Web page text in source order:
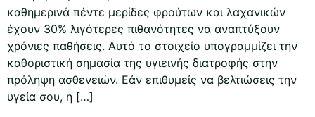
καθημερινά πέντε μερίδες φρούτων και λαχανικών
έχουν 30% λιγότερες πιθανότητες να αναπτύξουν
χρόνιες παθήσεις. Αυτό το στοιχείο υπογραμμίζει την
καθοριστική σημασία της υγιεινής διατροφής στην
πρόληψη ασθενειών. Εάν επιθυμείς να βελτιώσεις την
υγεία σου, η […]